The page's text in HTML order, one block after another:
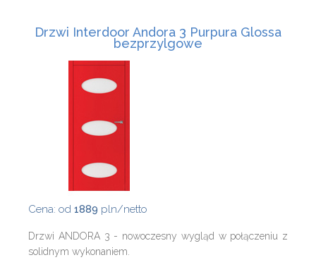
Drzwi Interdoor Andora 3 Purpura Glossa
bezprzylgowe
Cena: od 1889 pln/netto
Drzwi ANDORA 3 - nowoczesny wygląd w połączeniu z
solidnym wykonaniem.